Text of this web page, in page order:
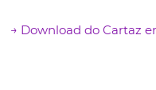
→ Download do Cartaz